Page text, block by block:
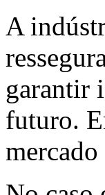
A
garantir
futuro.